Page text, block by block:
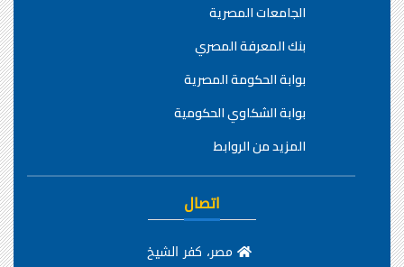
الجامعات المصرية
بنك المعرفة المصري
بوابة الحكومة المصرية
بوابة الشكاوي الحكومية
المزيد من الروابط
اتصال
مصر، كفر الشيخ